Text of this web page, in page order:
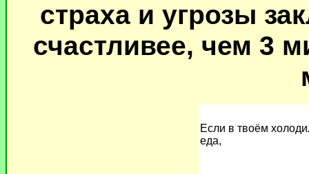
страха и угрозы
счастливее, чем 3
Если в твоём
еда,